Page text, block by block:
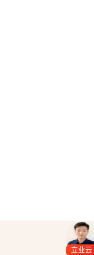
立业云